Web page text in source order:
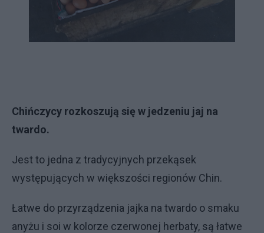
Chińczycy rozkoszują się w jedzeniu jaj na
twardo.
Jest to jedna z tradycyjnych przekąsek
występujących w większości regionów Chin.
Łatwe do przyrządzenia jajka na twardo o smaku
anyżu i soi w kolorze czerwonej herbaty, są łatwe